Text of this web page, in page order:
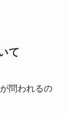
て
問われるの